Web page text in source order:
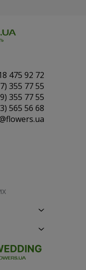
475 92 72
355 77 55
355 77 55
565 56 68